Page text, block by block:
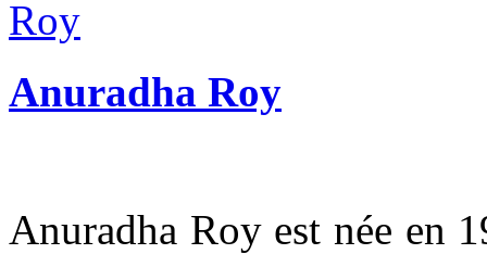
Anuradha Roy
Anuradha Roy est née en